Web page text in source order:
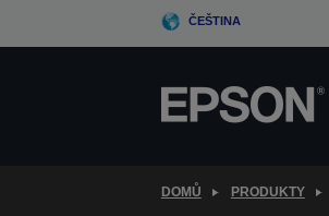
ČEŠTINA
DOMŮ PRODUKTY